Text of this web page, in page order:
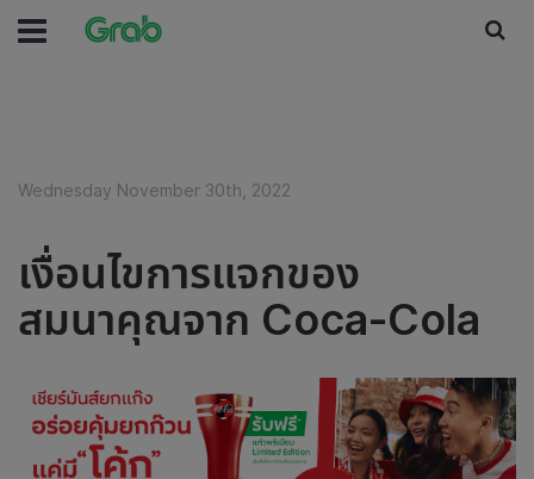
Wednesday November 30th, 2022
เงื่อนไขการแจกของ
สมนาคุณจาก Coca-Cola